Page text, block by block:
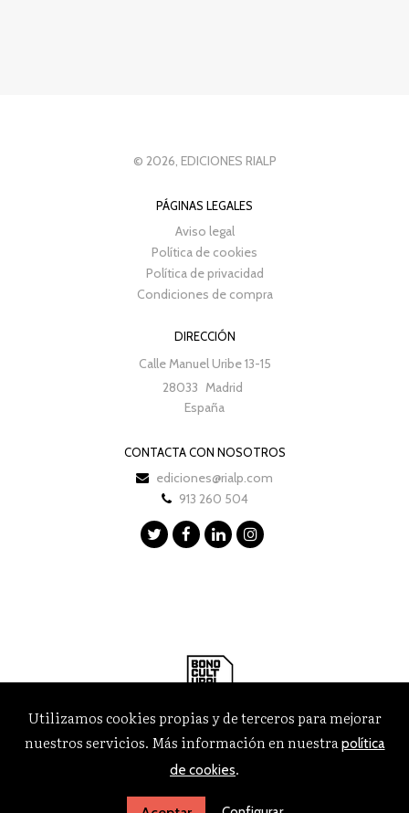
© 2026, EDICIONES RIALP
PÁGINAS LEGALES
Aviso legal
Política de cookies
Política de privacidad
Condiciones de compra
DIRECCIÓN
Calle Manuel Uribe 13-15
28033 Madrid
España
CONTACTA CON NOSOTROS
ediciones@rialp.com
913 260 504
Utilizamos cookies propias y de terceros para mejorar
nuestros servicios. Más información en nuestrapolítica
de cookies.